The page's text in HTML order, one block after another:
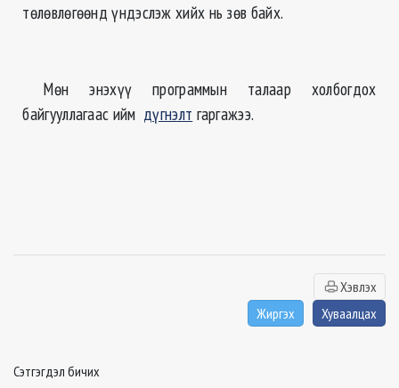
төлөвлөгөөнд үндэслэж хийх нь зөв байх.
Мөн энэхүү программын талаар холбогдох
байгууллагаас ийм дүгнэлт гаргажээ.
Хэвлэх
Жиргэх
Хуваалцах
Сэтгэгдэл бичих